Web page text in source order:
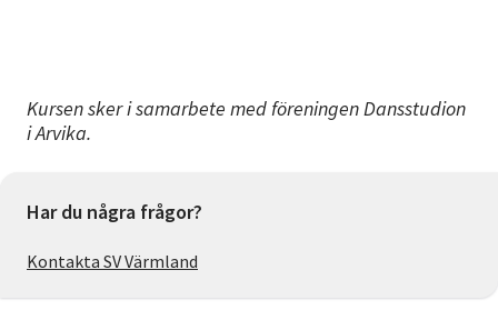
Kursen sker i samarbete med föreningen Dansstudion
i Arvika.
Har du några frågor?
Kontakta SV Värmland